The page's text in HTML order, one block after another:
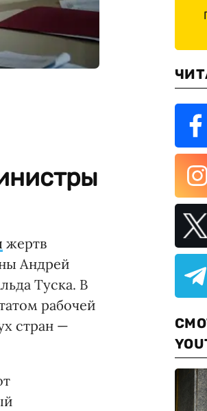
жертв
Андрей
Туска. В
рабочей
стран —